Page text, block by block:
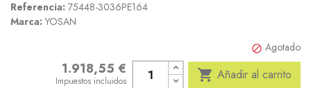
Referencia: 75448-3036PE164
Marca: YOSAN
 Agotado
Precio
1.918,55 €
Impuestos incluidos  Añadir al carrito